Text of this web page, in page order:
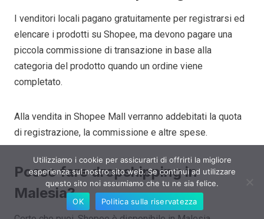
I venditori locali pagano gratuitamente per registrarsi ed
elencare i prodotti su Shopee, ma devono pagare una
piccola commissione di transazione in base alla
categoria del prodotto quando un ordine viene
completato.
Alla vendita in Shopee Mall verranno addebitati la quota
di registrazione, la commissione e altre spese.
Posso fare dropshipping in
Malesia?
Utilizziamo i cookie per assicurarti di offrirti la migliore
esperienza sul nostro sito web. Se continui ad utilizzare
questo sito noi assumiamo che tu ne sia felice.
OK
Politica sulla riservatezza